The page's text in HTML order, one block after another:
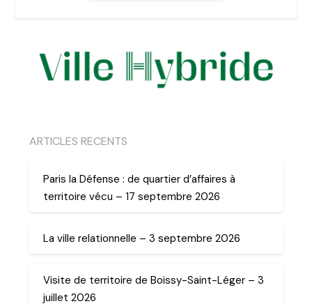
ARTICLES RECENTS
Paris la Défense : de quartier d’affaires à
territoire vécu – 17 septembre 2026
La ville relationnelle – 3 septembre 2026
Visite de territoire de Boissy-Saint-Léger – 3
juillet 2026